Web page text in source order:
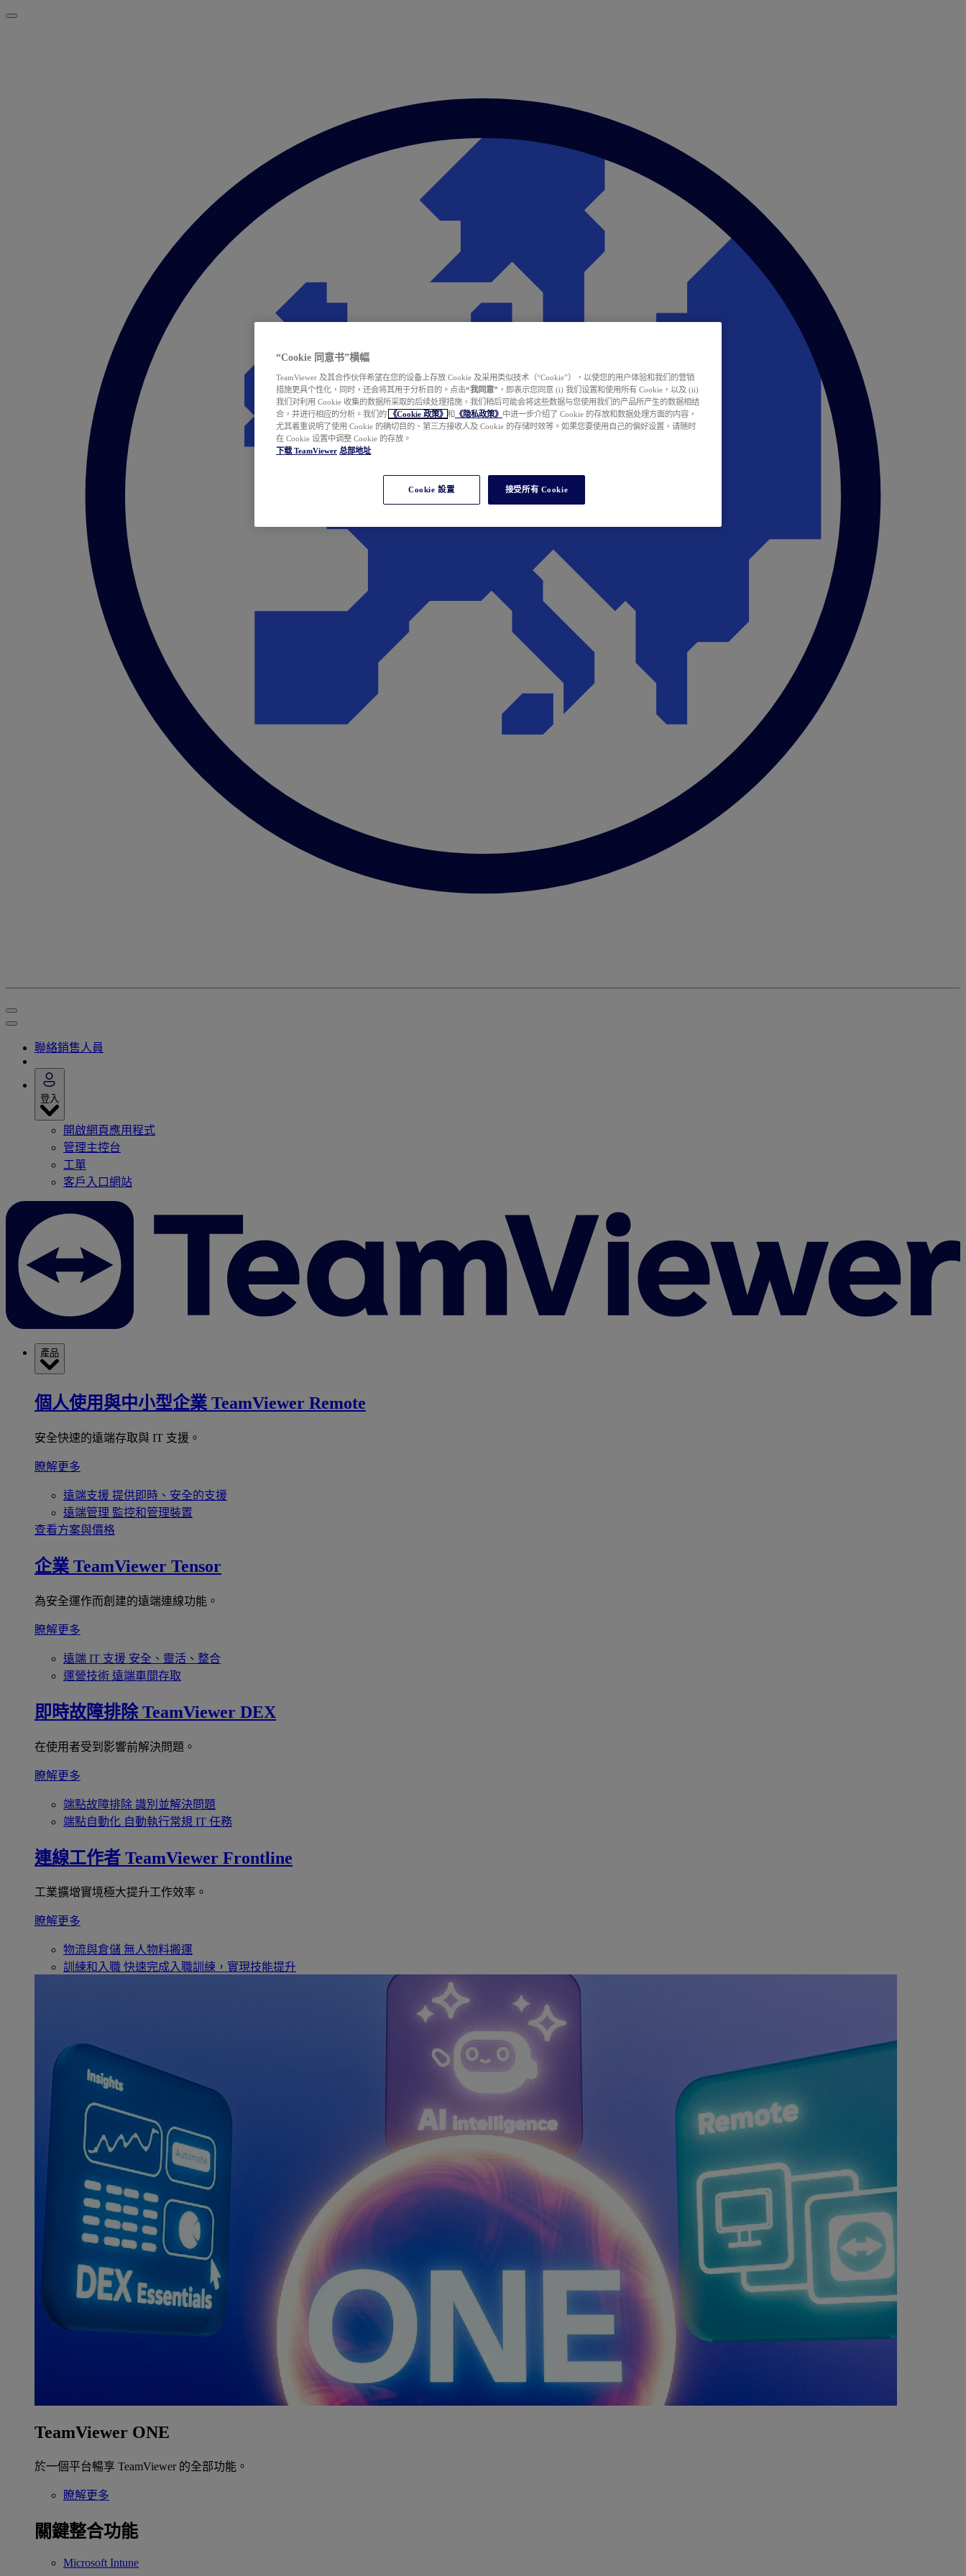
聯絡銷售人員
登入
開啟網頁應用程式
管理主控台
工單
客戶入口網站
產品
個人使用與中小型企業 TeamViewer Remote
安全快速的遠端存取與 IT 支援。
瞭解更多
遠端支援 提供即時、安全的支援
遠端管理 監控和管理裝置
查看方案與價格
企業 TeamViewer Tensor
為安全運作而創建的遠端連線功能。
瞭解更多
遠端 IT 支援 安全、靈活、整合
運營技術 遠端車間存取
即時故障排除 TeamViewer DEX
在使用者受到影響前解決問題。
瞭解更多
端點故障排除 識別並解決問題
端點自動化 自動執行常規 IT 任務
連線工作者 TeamViewer Frontline
工業擴增實境極大提升工作效率。
瞭解更多
物流與倉儲 無人物料搬運
訓練和入職 快速完成入職訓練，實現技能提升
TeamViewer ONE
於一個平台暢享 TeamViewer 的全部功能。
瞭解更多
關鍵整合功能
Microsoft Intune
“Cookie 同意书”横幅
TeamViewer 及其合作伙伴希望在您的设备上存放 Cookie 及采用类似技术（“Cookie”），以使您的用户体验和我们的营销
措施更具个性化，同时，还会将其用于分析目的。点击“我同意” ，即表示您同意 (i) 我们设置和使用所有 Cookie，以及 (ii)
我们对利用 Cookie 收集的数据所采取的后续处理措施，我们稍后可能会将这些数据与您使用我们的产品所产生的数据相结
合，并进行相应的分析。我们的
《Cookie 政策》 和 《隐私政策》 中进一步介绍了 Cookie 的存放和数据处理方面的内容，
尤其着重说明了使用 Cookie 的确切目的、第三方接收人及 Cookie 的存储时效等。如果您要使用自己的偏好设置，请随时
在 Cookie 设置中调整 Cookie 的存放。
下载 TeamViewer 总部地址
Cookie 設置 接受所有 Cookie